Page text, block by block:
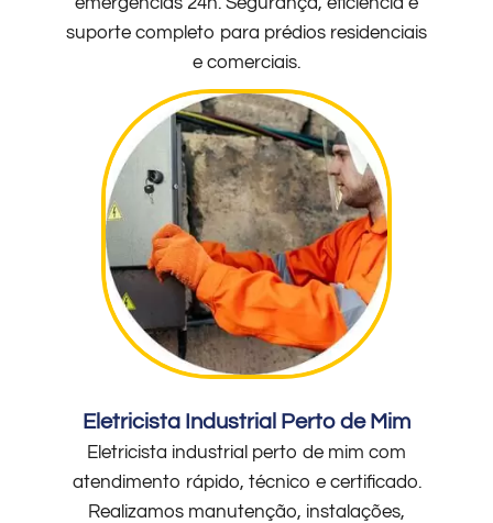
suporte completo para prédios residenciais
e comerciais.
Eletricista Industrial Perto de Mim
Eletricista industrial perto de mim com
atendimento rápido, técnico e certificado.
Realizamos manutenção, instalações,